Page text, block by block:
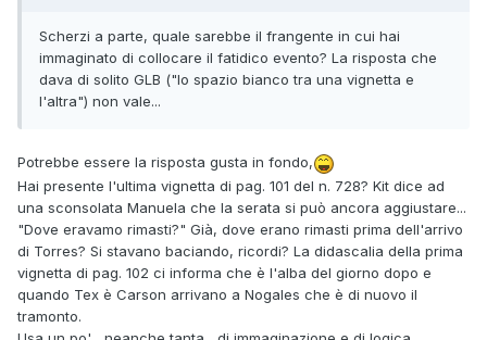
Scherzi a parte, quale sarebbe il frangente in cui hai
immaginato di collocare il fatidico evento? La risposta che
dava di solito GLB ("lo spazio bianco tra una vignetta e
l'altra") non vale...
Potrebbe essere la risposta gusta in fondo,
Hai presente l'ultima vignetta di pag. 101 del n. 728? Kit dice ad
una sconsolata Manuela che la serata si può ancora aggiustare...
"Dove eravamo rimasti?" Già, dove erano rimasti prima dell'arrivo
di Torres? Si stavano baciando, ricordi? La didascalia della prima
vignetta di pag. 102 ci informa che è l'alba del giorno dopo e
quando Tex è Carson arrivano a Nogales che è di nuovo il
tramonto.